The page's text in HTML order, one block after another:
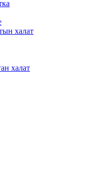
халат
халат